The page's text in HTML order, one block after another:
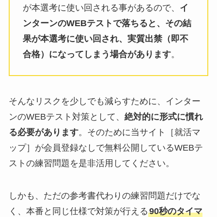
が本選考に使い回される事があるので、 イ
ンターンのWEBテストで落ちると、その結
果が本選考に使い回され、実質出禁（即不
合格）になってしまう場合があります。
そんなリスクを少しでも減らすために、インター
ンのWEBテスト対策として、 絶対的に形式に慣れ
る必要があります。そのために当サイト［就活マ
ップ］が会員登録なしで無料公開しているWEBテ
ストの練習問題を是非活用してください。
しかも、ただの参考書代わりの練習問題だけでな
く、本番と同じ仕様で対策が行える90秒のタイマ